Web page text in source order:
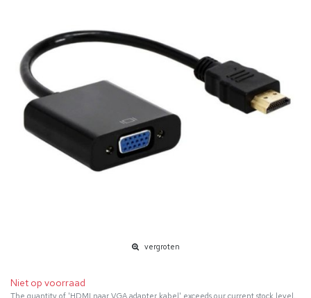
vergroten
Niet op voorraad
The quantity of 'HDMI naar VGA adapter kabel' exceeds our current stock level.